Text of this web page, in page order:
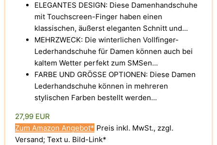
ELEGANTES DESIGN: Diese Damenhandschuhe
mit Touchscreen-Finger haben einen
klassischen, äußerst eleganten Schnitt und...
MEHRZWECK: Die winterlichen Vollfinger-
Lederhandschuhe für Damen können auch bei
kaltem Wetter perfekt zum SMSen...
FARBE UND GRÖSSE OPTIONEN: Diese Damen
Lederhandschuhe können in mehreren
stylischen Farben bestellt werden...
27,99 EUR
Zum Amazon Angebot* Preis inkl. MwSt., zzgl.
Versand; Text u. Bild-Link*